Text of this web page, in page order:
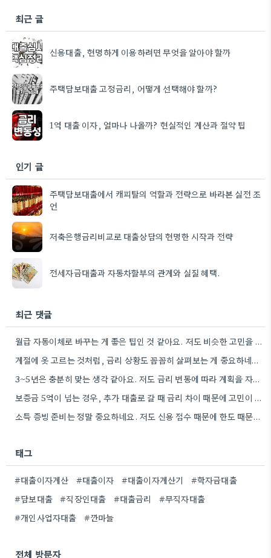
최근 글
신용대출, 현명하게 이용하려면 무엇을 알아야 할까
주택담보대출 고정금리, 어떻게 선택해야 할까?
1억 대출 이자, 얼마나 나올까? 현실적인 계산과 절약 팁
인기 글
주택담보대출에서 캐피탈의 역할과 전략으로 바라본 실전 조
언
저축은행금리비교로 대출상담의 현명한 시작과 전략
전세자금대출과 자동차할부의 관계와 실질 혜택.
최근 댓글
월급 자동이체로 바꾸는 게 좋은 팁인 것 같아요. 저도 비슷한 고민을 하고 있는데, 실제로 금리…
계절에 옷 고르는 것처럼, 금리 상황도 꼼꼼히 살펴보는 게 중요하네요. 특히 장기적으로 대출을 할 때는…
3~5년은 충분히 맞는 생각 같아요. 저도 금리 변동에 따라 계획을 자주 수정하다 보니, 장기적인 관점에서…
보증금 5억이 넘는 경우, 추가 대출로 갈 때 금리 차이 때문에 고민이 많아지네요.
소득 증빙 준비는 정말 중요하네요. 저도 신용 점수 때문에 한도 때문에 고민했던 경험이 있어서, 미리…
태그
#대출이자계산 #대출이자 #대출이자계산기
#학자금대출
#담보대출
#직장인대출 #대출금리
#무직자대출
#개인사업자대출
#깐마늘
전체 방문자